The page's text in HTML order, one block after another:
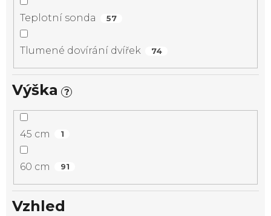
Teplotní sonda 57
Tlumené dovírání dvířek 74
Výška ?
45 cm 1
60 cm 91
Vzhled